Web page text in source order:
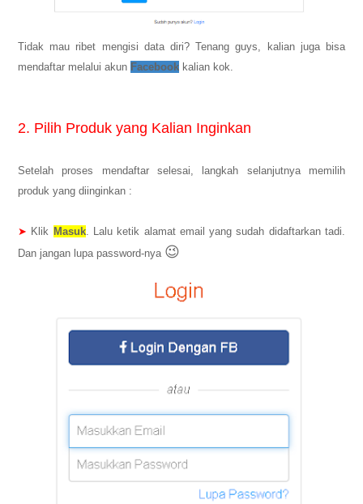
Tidak mau ribet mengisi data diri? Tenang guys, kalian juga bisa
mendaftar melalui akun Facebook kalian kok.
2. Pilih Produk yang Kalian Inginkan
Setelah proses mendaftar selesai, langkah selanjutnya memilih
produk yang diinginkan :
➤ Klik Masuk. Lalu ketik alamat email yang sudah didaftarkan tadi.
Dan jangan lupa password-nya 😉